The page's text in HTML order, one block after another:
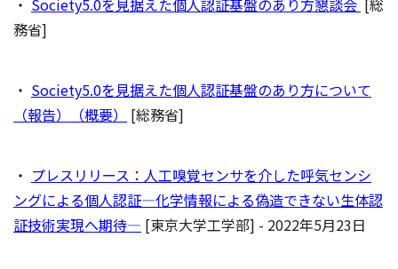
・ Society5.0を見据えた個人認証基盤のあり方懇談会 [総
務省]
・ Society5.0を見据えた個人認証基盤のあり方について
（報告）（概要）
[総務省]
・ プレスリリース：人工嗅覚センサを介した呼気センシ
ングによる個人認証―化学情報による偽造できない生体認
証技術実現へ期待― [東京大学工学部] - 2022年5月23日